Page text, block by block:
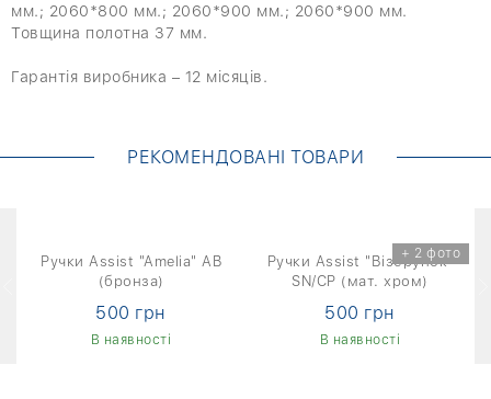
мм.; 2060*800 мм.; 2060*900 мм.; 2060*900 мм.
Товщина полотна 37 мм.
Гарантія виробника – 12 місяців.
РЕКОМЕНДОВАНІ ТОВАРИ
Ручки Assist "Amelia" AB
(бронза)
500 грн
В наявності
+ 2 фото
Ручки Assist "Візерунок"
SN/CP (мат. хром)
500 грн
В наявності